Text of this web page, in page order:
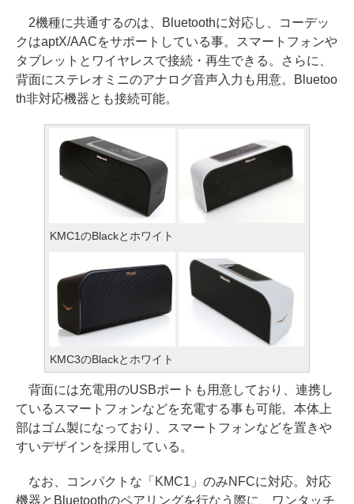
2機種に共通するのは、Bluetoothに対応し、コーデッ
クはaptX/AACをサポートしている事。スマートフォンや
タブレットとワイヤレスで接続・再生できる。さらに、
背面にステレオミニのアナログ音声入力も用意。Bluetoo
th非対応機器とも接続可能。
KMC1のBlackとホワイト
KMC3のBlackとホワイト
背面には充電用のUSBポートも用意しており、連携し
ているスマートフォンなどを充電する事も可能。本体上
部はゴム製になっており、スマートフォンなどを置きや
すいデザインを採用している。
なお、コンパクトな「KMC1」のみNFCに対応。対応
機器とBluetoothのペアリングを行なう際に、ワンタッチ